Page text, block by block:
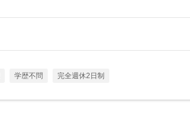
学歴不問 完全週休2日制